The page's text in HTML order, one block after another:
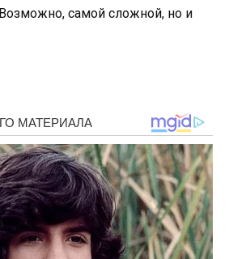
самой сложной, но и